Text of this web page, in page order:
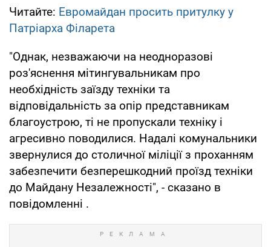
Читайте: Евромайдан просить притулку у
Патріарха Філарета
"Однак, незважаючи на неодноразові
роз'яснення мітингувальникам про
необхідність заїзду техніки та
відповідальність за опір представникам
благоустрою, ті не пропускали техніку і
агресивно поводилися. Надалі комунальники
звернулися до столичної міліції з проханням
забезпечити безперешкодний проїзд техніки
до Майдану Незалежності", - сказано в
повідомленні .